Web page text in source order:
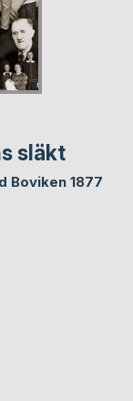
släkt
Boviken 1877